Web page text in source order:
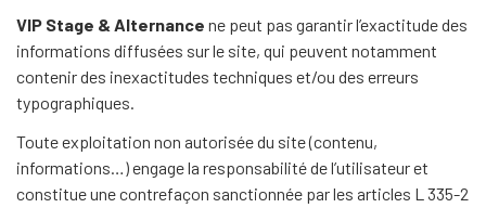
VIP Stage & Alternance ne peut pas garantir l’exactitude des
informations diffusées sur le site, qui peuvent notamment
contenir des inexactitudes techniques et/ou des erreurs
typographiques.
Toute exploitation non autorisée du site (contenu,
informations…) engage la responsabilité de l’utilisateur et
constitue une contrefaçon sanctionnée par les articles L 335-2